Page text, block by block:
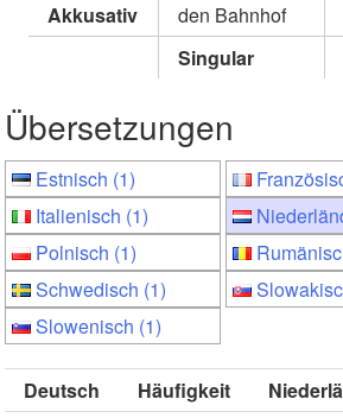
Akkusativ den Bahnhof
Singular
Übersetzungen
Estnisch (1)
Italienisch (1)
Polnisch (1)
Schwedisch (1)
Slowenisch (1)
Deutsch Häufigkeit